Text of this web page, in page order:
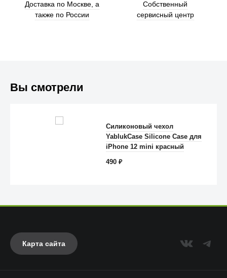
Anker
Доставка по Москве, а
также по России
Собственный
сервисный центр
Вы смотрели
Силиконовый чехол
YablukCase Silicone Case для
iPhone 12 mini красный
490₽
Карта сайта